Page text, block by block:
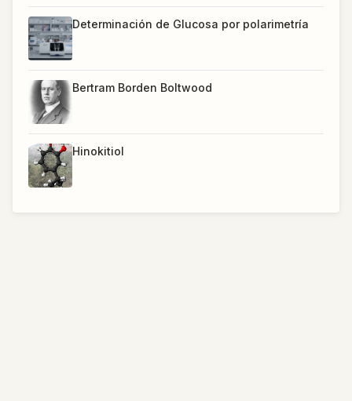
Determinación de Glucosa por polarimetría
Bertram Borden Boltwood
Hinokitiol